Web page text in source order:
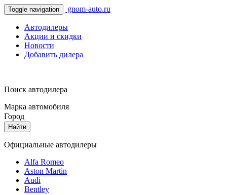
Toggle navigation gnom-auto.ru
Автодилеры
Акции и скидки
Новости
Добавить дилера
Поиск автодилера
Марка автомобиля
Город
Найти
Официальные автодилеры
Alfa Romeo
Aston Martin
Audi
Bentley